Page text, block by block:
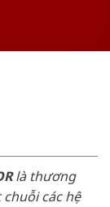
là thương
các hệ